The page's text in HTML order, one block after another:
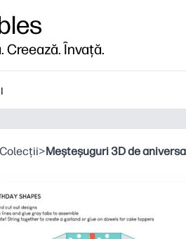
Creează. Învață.
Colecții>Meșteșuguri 3D de